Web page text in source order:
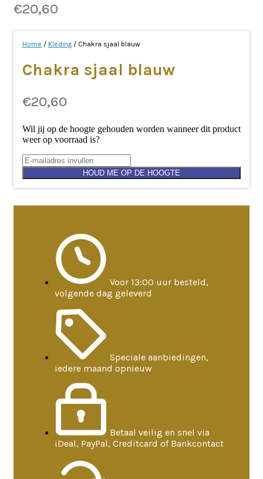
€20,60
Home / Kleding / Chakra sjaal blauw
Chakra sjaal blauw
€20,60
Wil jij op de hoogte gehouden worden wanneer dit product
weer op voorraad is?
HOUD ME OP DE HOOGTE
Voor 13:00 uur besteld,
volgende dag geleverd
Speciale aanbiedingen,
iedere maand opnieuw
Betaal veilig en snel via
iDeal, PayPal, Creditcard of Bankcontact